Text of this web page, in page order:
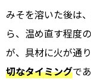
みそを溶いた後は
ら、温め直す程度
が、具材に火が通
切なタイミングで